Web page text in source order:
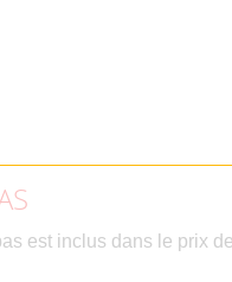
est inclus dans le prix